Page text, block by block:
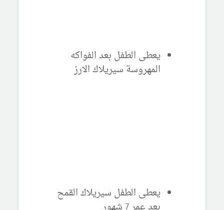
يعطى الطفل بعد الفواكه
المهروسة سيريلاك الارز
يعطى الطفل سيريلاك القمح